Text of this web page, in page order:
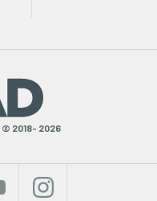
© 2018- 2026